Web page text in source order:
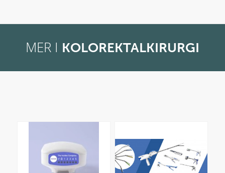
MER I KOLOREKTALKIRURGI